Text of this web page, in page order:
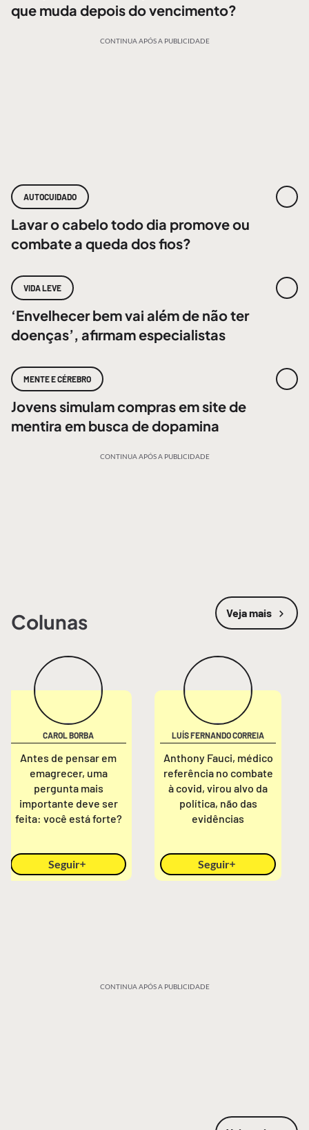
que muda depois do vencimento?
CONTINUA APÓS A PUBLICIDADE
AUTOCUIDADO
Lavar o cabelo todo dia promove ou
combate a queda dos fios?
VIDA LEVE
‘Envelhecer bem vai além de não ter
doenças’, afirmam especialistas
MENTE E CÉREBRO
Jovens simulam compras em site de
mentira em busca de dopamina
CONTINUA APÓS A PUBLICIDADE
Colunas Veja mais
CAROL BORBA
Antes de pensar em
emagrecer, uma
pergunta mais
importante deve ser
feita: você está forte?
Seguir
LUÍS FERNANDO CORREIA
Anthony Fauci, médico
referência no combate
à covid, virou alvo da
política, não das
evidências
Seguir
CONTINUA APÓS A PUBLICIDADE